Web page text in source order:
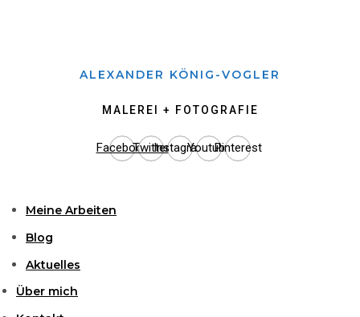
ALEXANDER KÖNIG-VOGLER
MALEREI + FOTOGRAFIE
FacebookTwitterInstagramYoutubePinterest
Meine Arbeiten
Blog
Aktuelles
Über mich